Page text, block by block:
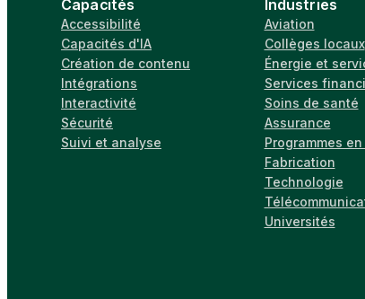
Capacités
Accessibilité
Capacités d'IA
Création de contenu
Intégrations
Interactivité
Sécurité
Suivi et analyse
Industries
Aviation
Collèges locaux
Énergie et
Services
Soins de santé
Assurance
Programmes
Fabrication
Technologie
Universités